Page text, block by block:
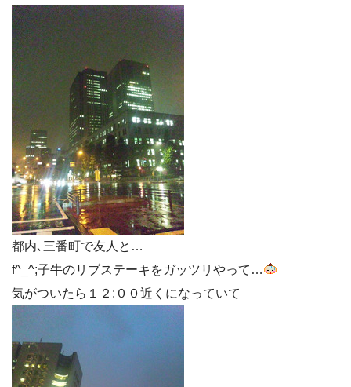
都内､三番町で友人と…
f^_^;子牛のリブステーキをガッツリやって…
気がついたら１２:００近くになっていて